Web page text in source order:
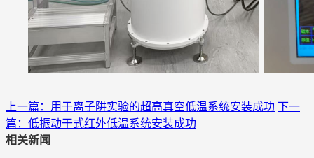
上一篇：用于离子阱实验的超高真空低温系统安装成功 下一
篇：低振动干式红外低温系统安装成功
相关新闻